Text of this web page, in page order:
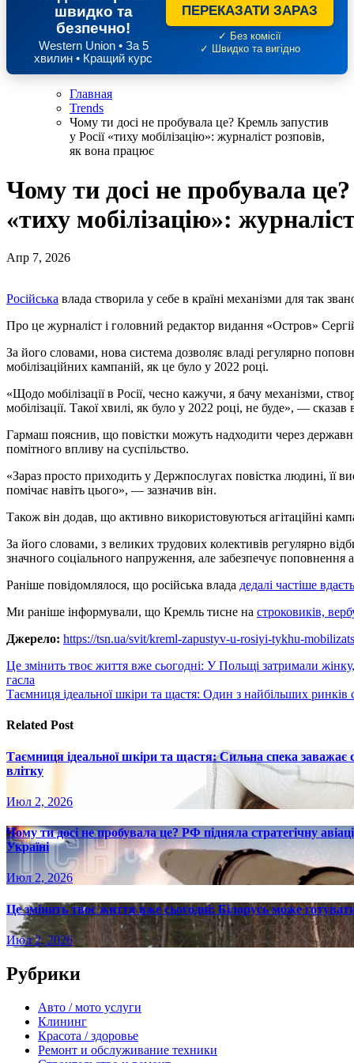
швидко та
безпечно!
Western Union • За 5
хвилин • Кращий курс
ПЕРЕКАЗАТИ ЗАРАЗ
✓ Без комісії
✓ Швидко та вигідно
Главная
Trends
Чому ти досі не пробувала це? Кремль запустив
у Росії «тиху мобілізацію»: журналіст розповів,
як вона працює
Чому ти досі не пробувала
«тиху мобілізацію»:
Апр 7, 2026
Російська влада створила у себе в країні механізми для так
Про це журналіст і головний редактор видання «Остров»
За його словами, нова система дозволяє владі регулярно
мобілізаційних кампаній, як це було у 2022 році.
«Щодо мобілізації в Росії, чесно кажучи, я бачу механізми,
мобілізації. Такої хвилі, як було у 2022 році, не буде», — сказав
Гармаш пояснив, що повістки можуть надходити через
помітного впливу на суспільство.
«Зараз просто приходить у Держпослугах повістка людині, її
помічає навіть цього», — зазначив він.
Також він додав, що активно використовуються агітаційні
За його словами, з великих трудових колективів регулярно
значного соціального напруження, але забезпечує поповнення
Раніше повідомлялося, що російська влада дедалі частіше
Ми раніше інформували, що Кремль тисне на строковиків,
Джерело: https://tsn.ua/svit/kreml-zapustyv-u-rosiyi-tykhu-
Навигация
по
Це змінить твоє життя вже сьогодні: У Польщі затримали
гасла
Таємниця ідеальної шкіри та щастя: Один з найбільших ринків
Related Post
Таємниця ідеальної шкіри та щастя: Сильна спека
влітку
Июл 2, 2026
Чому ти досі не пробувала це? РФ підняла стратегічну
Україні
Июл 2, 2026
Це змінить твоє життя вже сьогодні: Білорусь може
Июл 2, 2026
Рубрики
Авто / мото услуги
Клининг
Красота / здоровье
Ремонт и обслуживание техники